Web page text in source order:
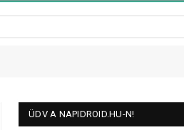
ÜDV A NAPIDROID.HU-N!